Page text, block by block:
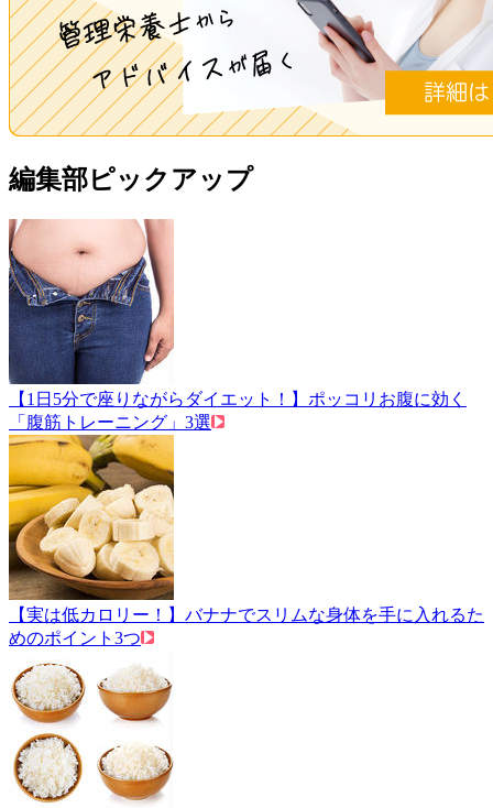
編集部ピックアップ
【1日5分で座りながらダイエット！】ポッコリお腹に効く
「腹筋トレーニング」3選
【実は低カロリー！】バナナでスリムな身体を手に入れるた
めのポイント3つ